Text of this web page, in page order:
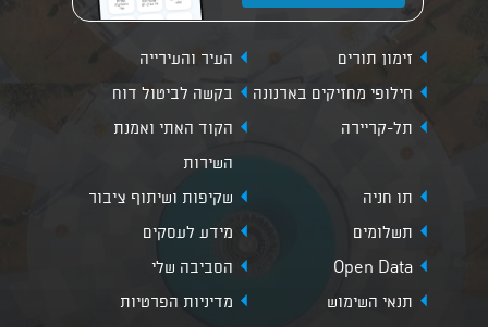
זימון תורים
העיר והעירייה
חילופי מחזיקים בארנונה
בקשה לביטול דוח
תל-קריירה
הקוד האתי ואמנת
השירות
תו חניה
שקיפות ושיתוף ציבור
תשלומים
מידע לעסקים
Open Data
הסביבה שלי
תנאי השימוש
מדיניות הפרטיות